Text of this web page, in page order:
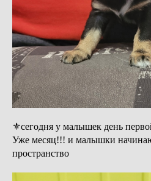
⚜сегодня у малышек день
Уже месяц!!! и малышки
пространство